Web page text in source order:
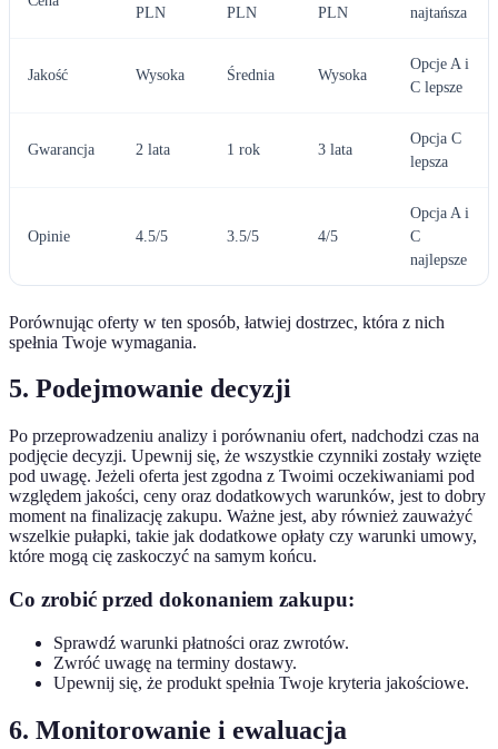
PLN
PLN
PLN
najtańsza
Jakość Wysoka Średnia Wysoka
Opcje A i
C lepsze
Gwarancja 2 lata 1 rok 3 lata
Opcja C
lepsza
Opinie 4.5/5 3.5/5 4/5
Opcja A i
C
najlepsze
Porównując oferty w ten sposób, łatwiej dostrzec, która z nich
spełnia Twoje wymagania.
5. Podejmowanie decyzji
Po przeprowadzeniu analizy i porównaniu ofert, nadchodzi czas na
podjęcie decyzji. Upewnij się, że wszystkie czynniki zostały wzięte
pod uwagę. Jeżeli oferta jest zgodna z Twoimi oczekiwaniami pod
względem jakości, ceny oraz dodatkowych warunków, jest to dobry
moment na finalizację zakupu. Ważne jest, aby również zauważyć
wszelkie pułapki, takie jak dodatkowe opłaty czy warunki umowy,
które mogą cię zaskoczyć na samym końcu.
Co zrobić przed dokonaniem zakupu:
Sprawdź warunki płatności oraz zwrotów.
Zwróć uwagę na terminy dostawy.
Upewnij się, że produkt spełnia Twoje kryteria jakościowe.
6. Monitorowanie i ewaluacja